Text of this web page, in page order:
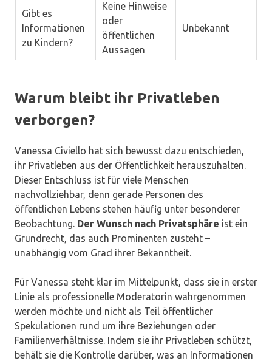
Gibt es
Informationen
zu Kindern?
Keine Hinweise
oder
öffentlichen
Aussagen
Unbekannt
Warum bleibt ihr Privatleben
verborgen?
Vanessa Civiello hat sich bewusst dazu entschieden,
ihr Privatleben aus der Öffentlichkeit herauszuhalten.
Dieser Entschluss ist für viele Menschen
nachvollziehbar, denn gerade Personen des
öffentlichen Lebens stehen häufig unter besonderer
Beobachtung. Der Wunsch nach Privatsphäre ist ein
Grundrecht, das auch Prominenten zusteht –
unabhängig vom Grad ihrer Bekanntheit.
Für Vanessa steht klar im Mittelpunkt, dass sie in erster
Linie als professionelle Moderatorin wahrgenommen
werden möchte und nicht als Teil öffentlicher
Spekulationen rund um ihre Beziehungen oder
Familienverhältnisse. Indem sie ihr Privatleben schützt,
behält sie die Kontrolle darüber, was an Informationen